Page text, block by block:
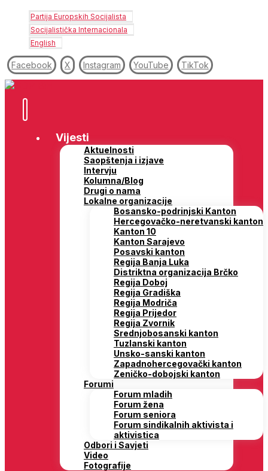
Partija Europskih Socijalista
Socijalistička Internacionala
English
Facebook X Instagram YouTube TikTok
Vijesti
Aktuelnosti
Saopštenja i izjave
Intervju
Kolumna/Blog
Drugi o nama
Lokalne organizacije
Bosansko-podrinjski Kanton
Hercegovačko-neretvanski kanton
Kanton 10
Kanton Sarajevo
Posavski kanton
Regija Banja Luka
Distriktna organizacija Brčko
Regija Doboj
Regija Gradiška
Regija Modriča
Regija Prijedor
Regija Zvornik
Srednjobosanski kanton
Tuzlanski kanton
Unsko-sanski kanton
Zapadnohercegovački kanton
Zeničko-dobojski kanton
Forumi
Forum mladih
Forum žena
Forum seniora
Forum sindikalnih aktivista i
aktivistica
Odbori i Savjeti
Video
Fotografije